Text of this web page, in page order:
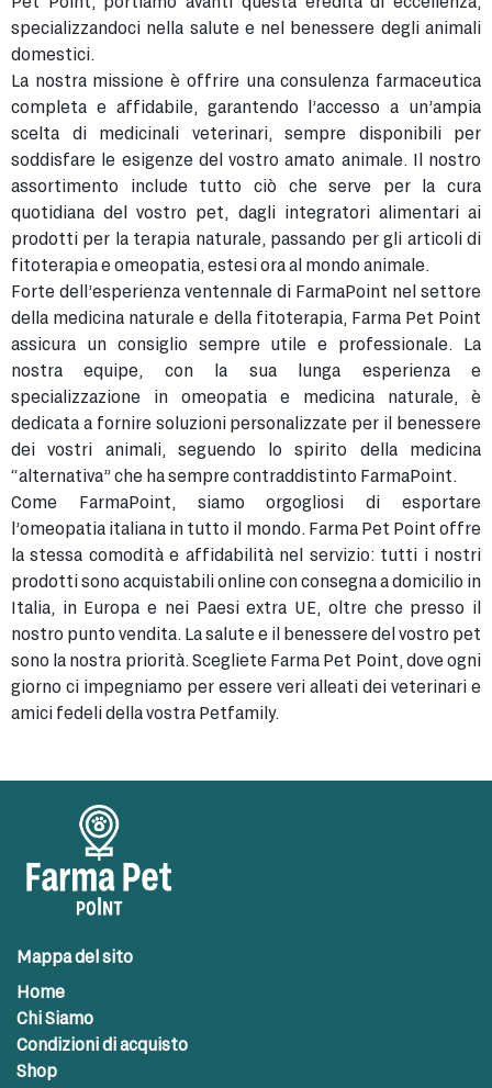
specializzandoci nella salute e nel benessere degli animali
domestici.
La nostra missione è offrire una consulenza farmaceutica
completa e affidabile, garantendo l’accesso a un’ampia
scelta di medicinali veterinari, sempre disponibili per
soddisfare le esigenze del vostro amato animale. Il nostro
assortimento include tutto ciò che serve per la cura
quotidiana del vostro pet, dagli integratori alimentari ai
prodotti per la terapia naturale, passando per gli articoli di
fitoterapia e omeopatia, estesi ora al mondo animale.
Forte dell’esperienza ventennale di FarmaPoint nel settore
della medicina naturale e della fitoterapia, Farma Pet Point
assicura un consiglio sempre utile e professionale. La
nostra equipe, con la sua lunga esperienza e
specializzazione in omeopatia e medicina naturale, è
dedicata a fornire soluzioni personalizzate per il benessere
dei vostri animali, seguendo lo spirito della medicina
“alternativa” che ha sempre contraddistinto FarmaPoint.
Come FarmaPoint, siamo orgogliosi di esportare
l’omeopatia italiana in tutto il mondo. Farma Pet Point offre
la stessa comodità e affidabilità nel servizio: tutti i nostri
prodotti sono acquistabili online con consegna a domicilio in
Italia, in Europa e nei Paesi extra UE, oltre che presso il
nostro punto vendita. La salute e il benessere del vostro pet
sono la nostra priorità. Scegliete Farma Pet Point, dove ogni
giorno ci impegniamo per essere veri alleati dei veterinari e
amici fedeli della vostra Petfamily.
Mappa del sito
Home
Chi Siamo
Condizioni di acquisto
Shop